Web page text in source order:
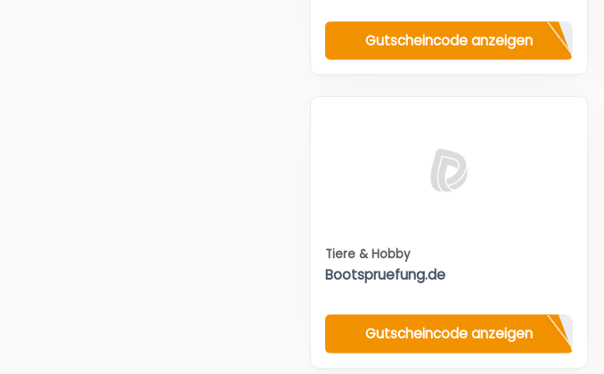
Gutscheincode anzeigen
Tiere & Hobby
Bootspruefung.de
Gutscheincode anzeigen